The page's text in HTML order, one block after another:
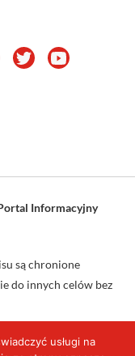
Informacyjny
są chronione
do innych celów bez
usługi na